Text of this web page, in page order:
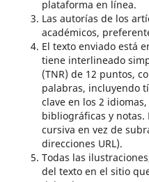
plataforma en línea.
Las autorías de los
académicos,
El texto enviado está
tiene interlineado
(TNR) de 12 puntos,
palabras, incluyendo
clave en los 2
bibliográficas y notas.
cursiva en vez de
direcciones URL).
Todas las
del texto en el sitio